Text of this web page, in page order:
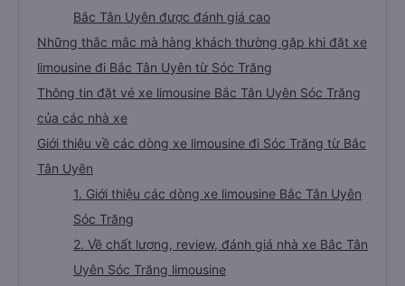
Bắc Tân Uyên được đánh giá cao
Những thắc mắc mà hàng khách thường gặp khi đặt xe
limousine đi Bắc Tân Uyên từ Sóc Trăng
Thông tin đặt vé xe limousine Bắc Tân Uyên Sóc Trăng
của các nhà xe
Giới thiệu về các dòng xe limousine đi Sóc Trăng từ Bắc
Tân Uyên
1. Giới thiệu các dòng xe limousine Bắc Tân Uyên
Sóc Trăng
2. Về chất lượng, review, đánh giá nhà xe Bắc Tân
Uyên Sóc Trăng limousine